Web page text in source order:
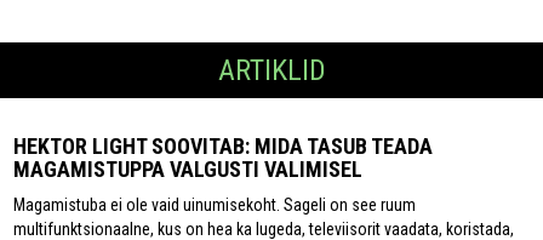
ARTIKLID
HEKTOR LIGHT SOOVITAB: MIDA TASUB TEADA
MAGAMISTUPPA VALGUSTI VALIMISEL
Magamistuba ei ole vaid uinumisekoht. Sageli on see ruum
multifunktsionaalne, kus on hea ka lugeda, televiisorit vaadata, koristada,